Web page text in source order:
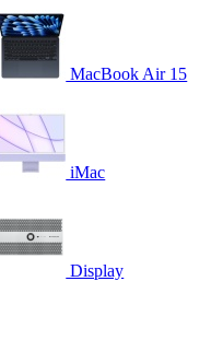
MacBook Air 15
iMac
Display